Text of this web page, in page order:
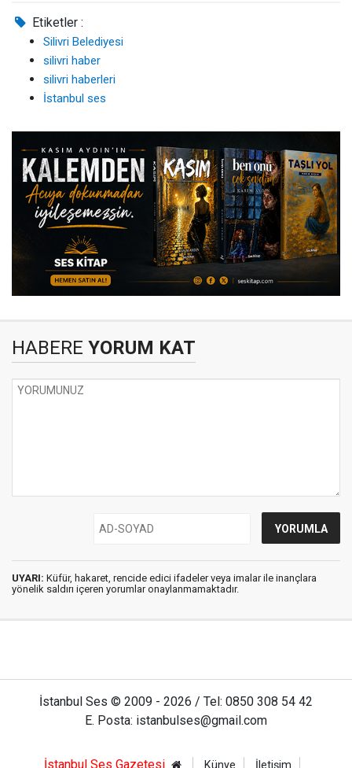
Etiketler :
Silivri Belediyesi
silivri haber
silivri haberleri
İstanbul ses
HABERE YORUM KAT
UYARI: Küfür, hakaret, rencide edici ifadeler veya imalar ile inançlara
yönelik saldırı içeren yorumlar onaylanmamaktadır.
İstanbul Ses © 2009 - 2026 / Tel: 0850 308 54 42
E. Posta: istanbulses@gmail.com
İstanbul Ses Gazetesi Künye İletişim